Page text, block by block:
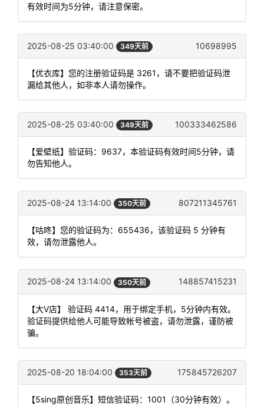
有效时间为5分钟，请注意保密。
2025-08-25 03:40:00 349天前 10698995
【优衣库】您的注册验证码是 3261，请不要把验证码泄
漏给其他人，如非本人请勿操作。
2025-08-25 03:40:00 349天前 100333462586
【爱壁纸】验证码：9637，本验证码有效时间5分钟，请
勿告知他人。
2025-08-24 13:14:00 350天前 807211345761
【咕咚】您的验证码为：655436，该验证码 5 分钟有
效，请勿泄露他人。
2025-08-24 13:14:00 350天前 148857415231
【大V店】 验证码 4414，用于绑定手机，5分钟内有效。
验证码提供给他人可能导致帐号被盗，请勿泄露，谨防被
骗。
2025-08-20 18:04:00 353天前 175845726207
【5sing原创音乐】短信验证码：1001（30分钟有效）。